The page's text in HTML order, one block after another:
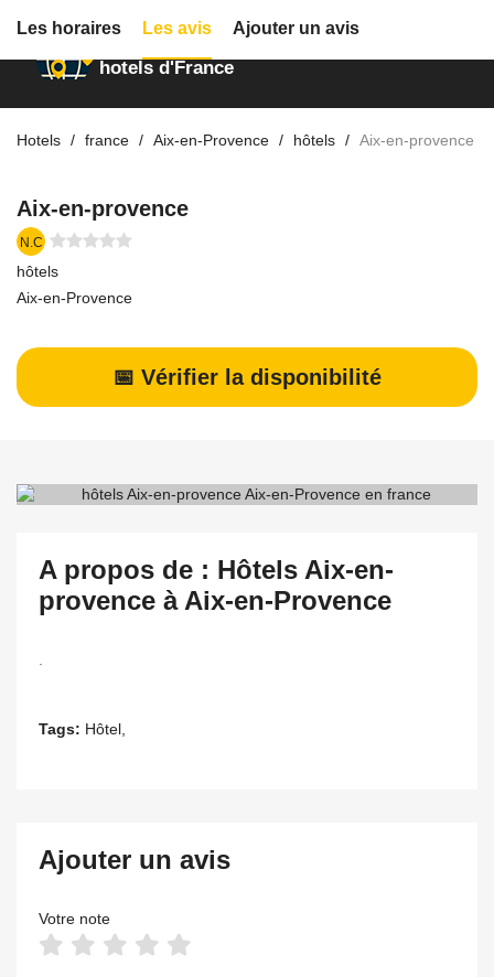
Annuaire des
hotels d'France
Hotels france Aix-en-Provence hôtels Aix-en-provence
Aix-en-provence
N.C
hôtels
Aix-en-Provence
📅 Vérifier la disponibilité
Les horaires Les avis Ajouter un avis
A propos de : Hôtels Aix-en-
provence à Aix-en-Provence
Tags: Hôtel,
Ajouter un avis
Votre note